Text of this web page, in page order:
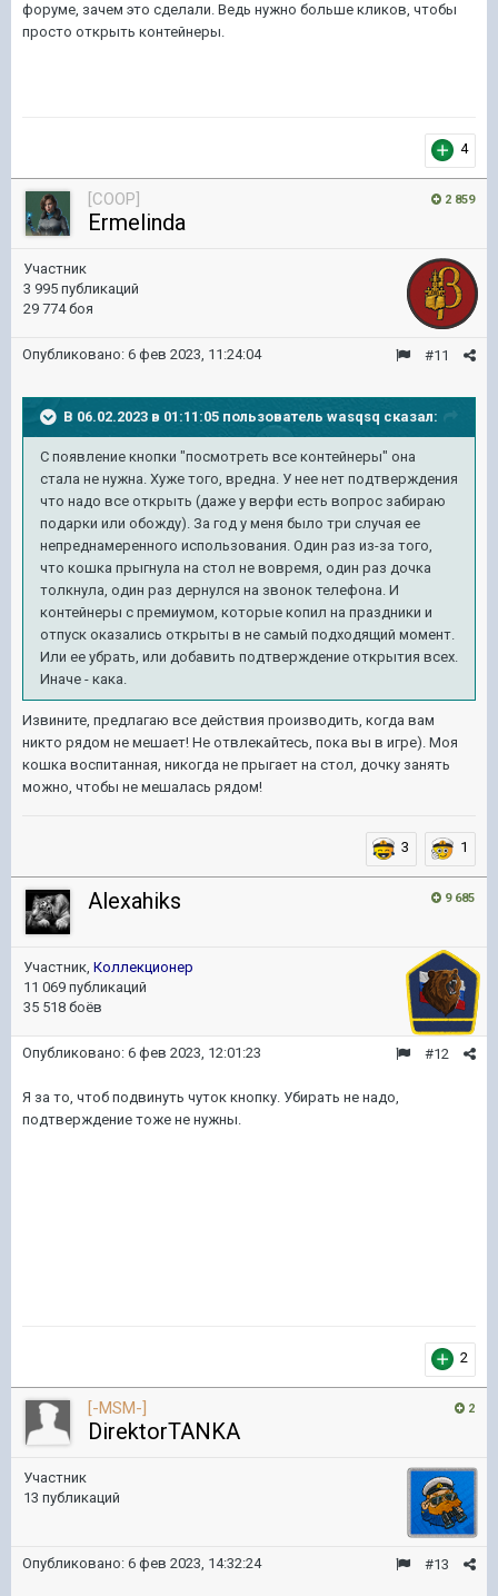
форуме, зачем это сделали. Ведь нужно больше кликов, чтобы
просто открыть контейнеры.
4
2 859
[COOP]
Ermelinda
Участник
3 995 публикаций
29 774 боя
#11
Опубликовано: 6 фев 2023, 11:24:04
В 06.02.2023 в 01:11:05 пользователь wasqsq сказал:
С появление кнопки "посмотреть все контейнеры" она
стала не нужна. Хуже того, вредна. У нее нет подтверждения
что надо все открыть (даже у верфи есть вопрос забираю
подарки или обожду). За год у меня было три случая ее
непреднамеренного использования. Один раз из-за того,
что кошка прыгнула на стол не вовремя, один раз дочка
толкнула, один раз дернулся на звонок телефона. И
контейнеры с премиумом, которые копил на праздники и
отпуск оказались открыты в не самый подходящий момент.
Или ее убрать, или добавить подтверждение открытия всех.
Иначе - кака.
Извините, предлагаю все действия производить, когда вам
никто рядом не мешает! Не отвлекайтесь, пока вы в игре). Моя
кошка воспитанная, никогда не прыгает на стол, дочку занять
можно, чтобы не мешалась рядом!
3 1
9 685
Alexahiks
Участник, Коллекционер
11 069 публикаций
35 518 боёв
#12
Опубликовано: 6 фев 2023, 12:01:23
Я за то, чтоб подвинуть чуток кнопку. Убирать не надо,
подтверждение тоже не нужны.
2
2
[-MSM-]
DirektorTANKA
Участник
13 публикаций
#13
Опубликовано: 6 фев 2023, 14:32:24